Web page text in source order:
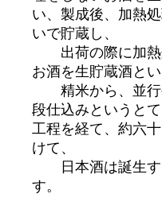
い、製成後、加熱
いで貯蔵し、
出荷の際に加熱
お酒を生貯蔵酒とい
精米から、並行
段仕込みというと
工程を経て、約六
けて、
日本酒は誕生す
す。